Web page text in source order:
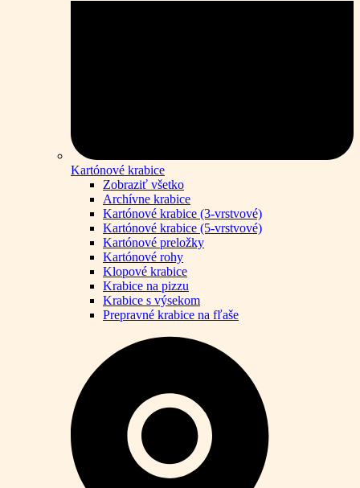
Kartónové krabice
Zobraziť všetko
Archívne krabice
Kartónové krabice (3-vrstvové)
Kartónové krabice (5-vrstvové)
Kartónové preložky
Kartónové rohy
Klopové krabice
Krabice na pizzu
Krabice s výsekom
Prepravné krabice na fľaše